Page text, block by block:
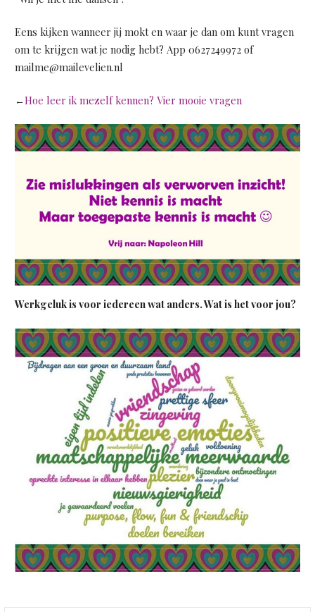
Eens kijken wanneer jij mokt en waar je dan om kunt vragen
om te krijgen wat je nodig hebt? App 0627249972 of
mailme@mailevelien.nl
←Hoe leer ik mezelf kennen? Vier mooie vragen
Werkgeluk is voor iedereen wat anders. Wat is het voor jou?